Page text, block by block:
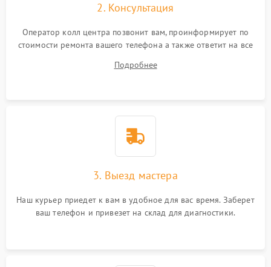
2. Консультация
Оператор колл центра позвонит вам, проинформирует по
стоимости ремонта вашего телефона а также ответит на все
Подробнее
3. Выезд мастера
Наш курьер приедет к вам в удобное для вас время. Заберет
ваш телефон и привезет на склад для диагностики.